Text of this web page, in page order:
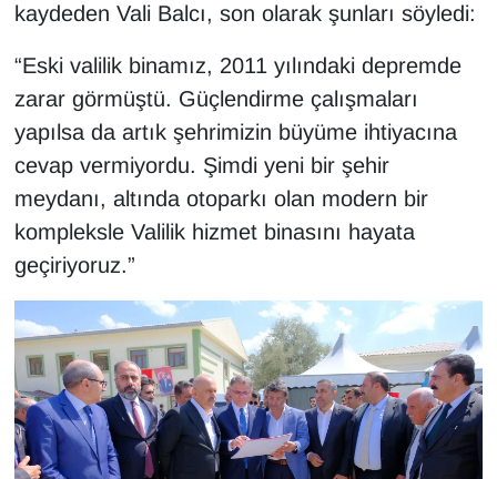
kaydeden Vali Balcı, son olarak şunları söyledi:
“Eski valilik binamız, 2011 yılındaki depremde
zarar görmüştü. Güçlendirme çalışmaları
yapılsa da artık şehrimizin büyüme ihtiyacına
cevap vermiyordu. Şimdi yeni bir şehir
meydanı, altında otoparkı olan modern bir
kompleksle Valilik hizmet binasını hayata
geçiriyoruz.”